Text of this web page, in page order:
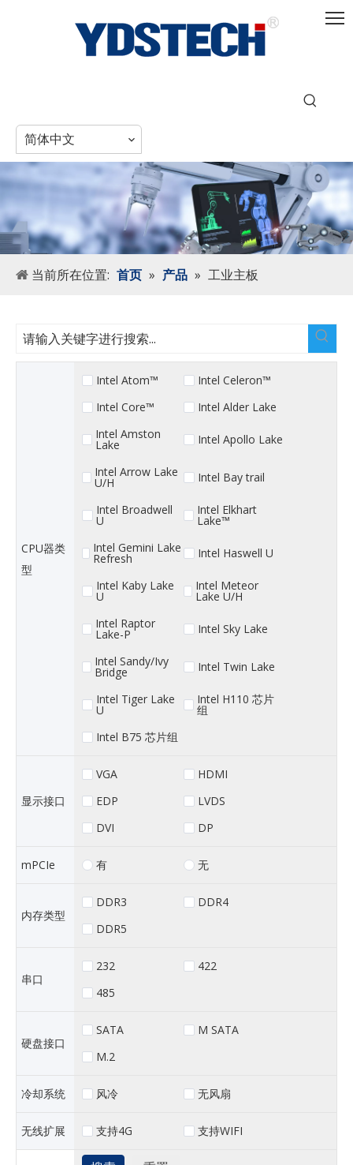
简体中文
当前所在位置: 首页 » 产品 » 工业主板
CPU器类
型
Intel Atom™
Intel Celeron™
Intel Core™
Intel Alder Lake
Intel Amston
Lake Intel Apollo Lake
Intel Arrow Lake
U/H Intel Bay trail
Intel Broadwell
U
Intel Elkhart
Lake™
Intel Gemini Lake
Refresh Intel Haswell U
Intel Kaby Lake
U
Intel Meteor
Lake U/H
Intel Raptor
Lake-P Intel Sky Lake
Intel Sandy/Ivy
Bridge Intel Twin Lake
Intel Tiger Lake
U
Intel H110 芯片
组
Intel B75 芯片组
显示接口
VGA
HDMI
EDP
LVDS
DVI
DP
mPCIe 有 无
内存类型
DDR3
DDR4
DDR5
串口
232
422
485
硬盘接口
SATA
M SATA
M.2
冷却系统 风冷 无风扇
无线扩展 支持4G 支持WIFI